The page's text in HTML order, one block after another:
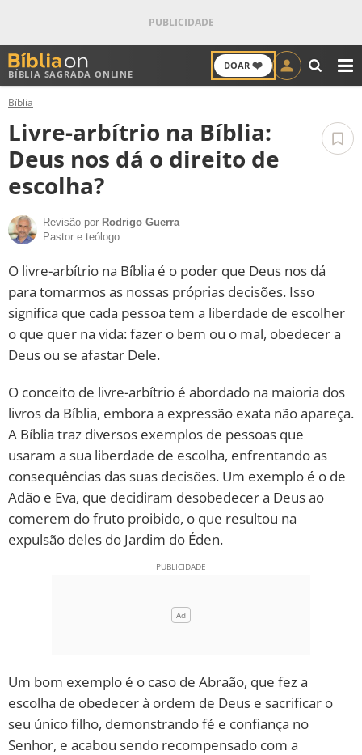
BÍBLIA SAGRADA ONLINE
DOAR ❤️
ANTIGO TESTAMENTO
NOVO TESTAMENTO
VERSÍCULOS
VERSÍCULO DO DIA
PALAVRA DO DIA
SALMO DO DIA
DEVOCIONAL DIÁRIO
10 MANDAMENTOS
ESTUDOS BÍBLICOS
ESBOÇOS DE PREGAÇÃO
TEMAS
LOJA BÍBLIAON
Bíblia
Livre-arbítrio na Bíblia:
Deus nos dá o direito de
escolha?
Revisão por Rodrigo Guerra
Pastor e teólogo
O livre-arbítrio na Bíblia é o poder que Deus nos dá
para tomarmos as nossas próprias decisões. Isso
significa que cada pessoa tem a liberdade de escolher
o que quer na vida: fazer o bem ou o mal, obedecer a
Deus ou se afastar Dele.
O conceito de livre-arbítrio é abordado na maioria dos
livros da Bíblia, embora a expressão exata não apareça.
A Bíblia traz diversos exemplos de pessoas que
usaram a sua liberdade de escolha, enfrentando as
consequências das suas decisões. Um exemplo é o de
Adão e Eva, que decidiram desobedecer a Deus ao
comerem do fruto proibido, o que resultou na
expulsão deles do Jardim do Éden.
Um bom exemplo é o caso de Abraão, que fez a
escolha de obedecer à ordem de Deus e sacrificar o
seu único filho, demonstrando fé e confiança no
Senhor, e acabou sendo recompensado com a